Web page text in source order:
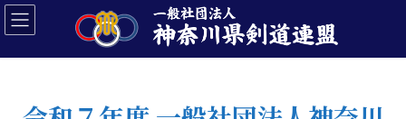
コ
ン
ン
ナ
ビ
ー